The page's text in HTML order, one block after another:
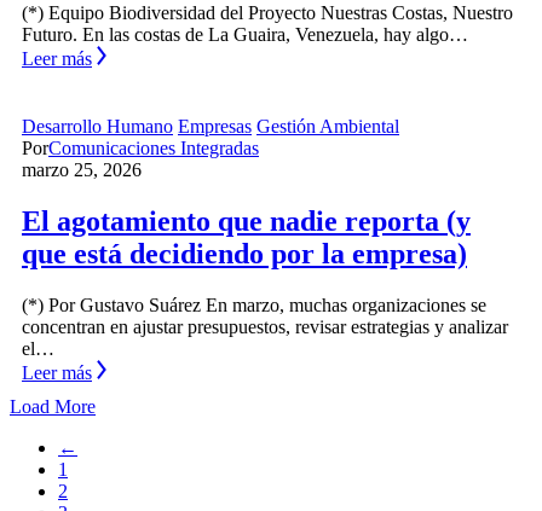
(*) Equipo Biodiversidad del Proyecto Nuestras Costas, Nuestro
Futuro. En las costas de La Guaira, Venezuela, hay algo…
Leer más
Desarrollo Humano Empresas Gestión Ambiental
PorComunicaciones Integradas
marzo 25, 2026
El agotamiento que nadie reporta (y
que está decidiendo por la empresa)
(*) Por Gustavo Suárez En marzo, muchas organizaciones se
concentran en ajustar presupuestos, revisar estrategias y analizar
el…
Leer más
Load More
←
1
2